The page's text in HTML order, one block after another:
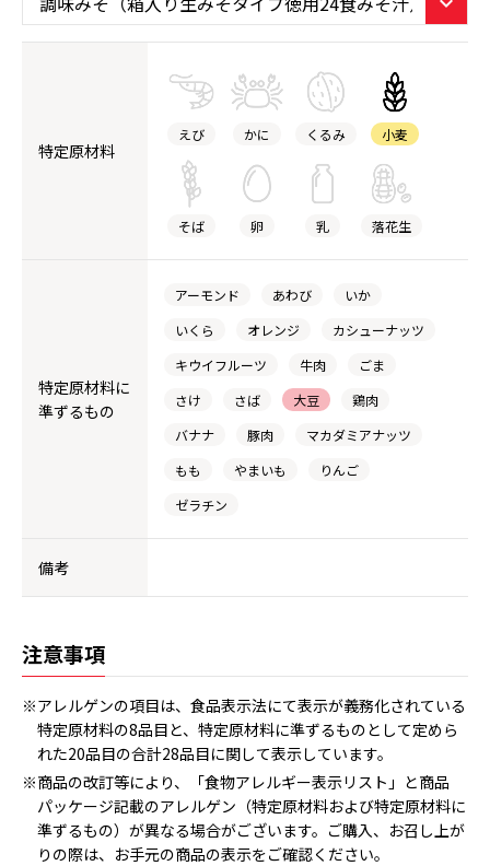
特定原材料
えび かに くるみ 小麦
そば 卵 乳 落花生
特定原材料に
準ずるもの
アーモンド あわび
いか
いくら
オレンジ
カシューナッツ
キウイフルーツ
牛肉
ごま
さけ
さば 大豆
鶏肉
バナナ
豚肉
マカダミアナッツ
もも
やまいも
りんご
ゼラチン
備考
注意事項
※アレルゲンの項目は、食品表示法にて表示が義務化されている
特定原材料の8品目と、特定原材料に準ずるものとして定めら
れた20品目の合計28品目に関して表示しています。
※商品の改訂等により、「食物アレルギー表示リスト」と商品
パッケージ記載のアレルゲン（特定原材料および特定原材料に
準ずるもの）が異なる場合がございます。ご購入、お召し上が
りの際は、お手元の商品の表示をご確認ください。